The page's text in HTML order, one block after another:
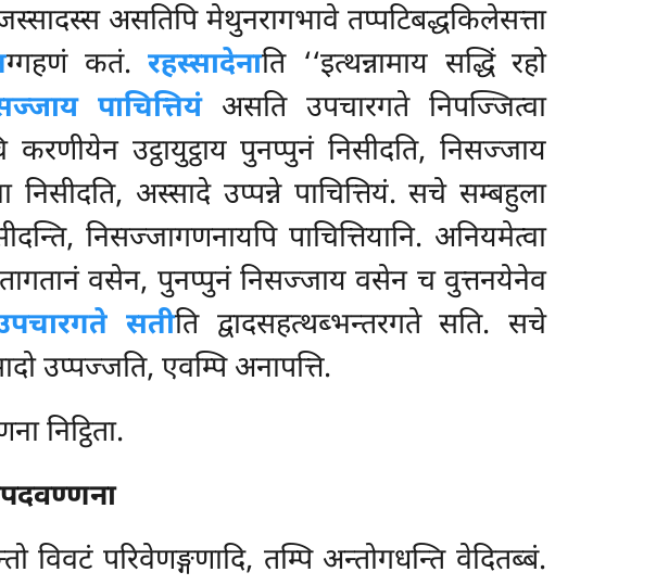
असतिपि मेथुनरागभावे तप्पटिबद्धकिलेसत्ता
ग्गहणं कतं.रहस्सादेनाति ‘‘इत्थन्नामाय सद्धिं रहो
पाचित्तियंअसति उपचारगते निपज्जित्वा
करणीयेन उट्ठायुट्ठाय पुनप्पुनंनिसीदति, निसज्जाय
अस्सादे उप्पन्ने पाचित्तियं. सचे सम्बहुला
निसज्जागणनायपि पाचित्तियानि. अनियमेत्वा
आगतागतानं वसेन, पुनप्पुनं निसज्जाय वसेन च वुत्तनयेनेव
सतीति द्वादसहत्थब्भन्तरगते सति. सचे
उप्पज्जति, एवम्पि अनापत्ति.
निट्ठिता.
विवटं परिवेणङ्गणादि, तम्पि अन्तोगधन्ति वेदितब्बं.